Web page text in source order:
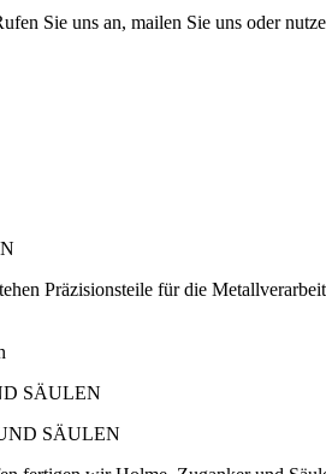
Sie uns an, mailen Sie uns oder
Präzisionsteile für die
SÄULEN